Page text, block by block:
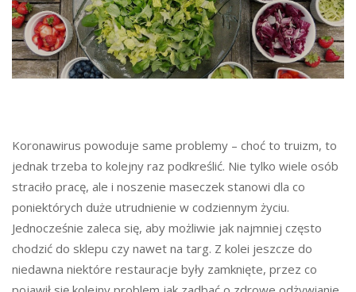
Koronawirus powoduje same problemy – choć to truizm, to
jednak trzeba to kolejny raz podkreślić. Nie tylko wiele osób
straciło pracę, ale i noszenie maseczek stanowi dla co
poniektórych duże utrudnienie w codziennym życiu.
Jednocześnie zaleca się, aby możliwie jak najmniej często
chodzić do sklepu czy nawet na targ. Z kolei jeszcze do
niedawna niektóre restauracje były zamknięte, przez co